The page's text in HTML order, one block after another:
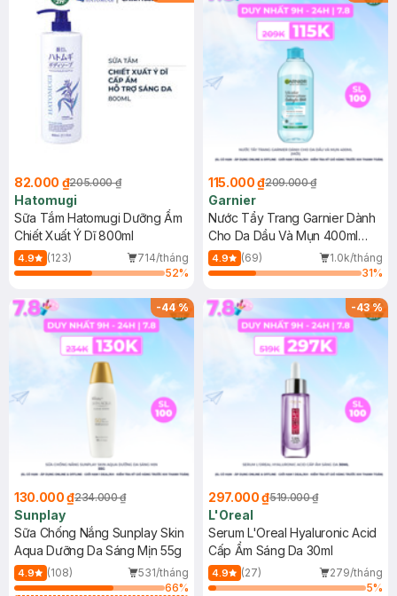
82.000 ₫205.000 ₫
Hatomugi
Sữa Tắm Hatomugi Dưỡng Ẩm
Chiết Xuất Ý Dĩ 800ml
4.9 (123)
714/tháng
52%
115.000 ₫209.000 ₫
Garnier
Nước Tẩy Trang Garnier Dành
Cho Da Dầu Và Mụn 400ml
(Mới)
4.9 (69)
1.0k/tháng
31%
-44%
130.000 ₫234.000 ₫
Sunplay
Sữa Chống Nắng Sunplay Skin
Aqua Dưỡng Da Sáng Mịn 55g
4.9 (108)
531/tháng
66%
-43%
297.000 ₫519.000 ₫
L'Oreal
Serum L'Oreal Hyaluronic Acid
Cấp Ẩm Sáng Da 30ml
4.9 (27)
279/tháng
5%